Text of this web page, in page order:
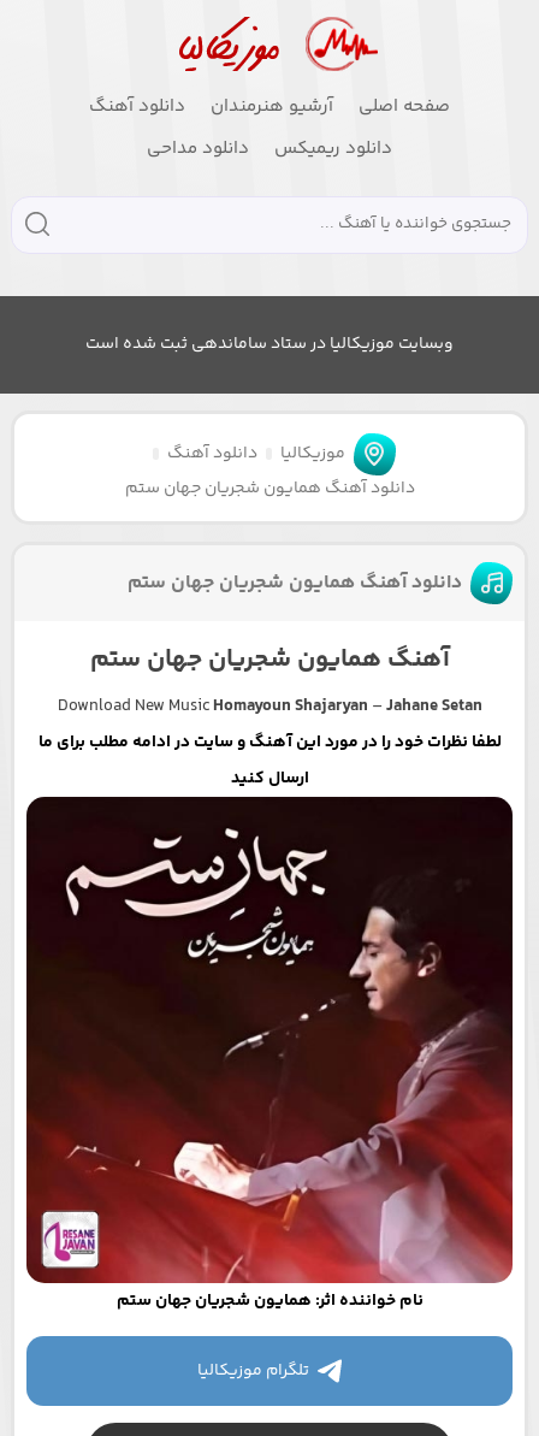
صفحه اصلی آرشیو هنرمندان
دانلود آهنگ
دانلود ریمیکس
دانلود مداحی
وبسایت موزیکالیا در ستاد ساماندهی ثبت شده است
موزیکالیا
دانلود آهنگ
دانلود آهنگ همایون شجریان جهان ستم
دانلود آهنگ همایون شجریان جهان ستم
آهنگ همایون شجریان جهان ستم
Download New MusicHomayoun Shajaryan –Jahane Setan
لطفا نظرات خود را در مورد این آهنگ و سایت در ادامه مطلب برای ما
ارسال کنید
نام خواننده اثر: همایون شجریان جهان ستم
تلگرام موزیکالیا